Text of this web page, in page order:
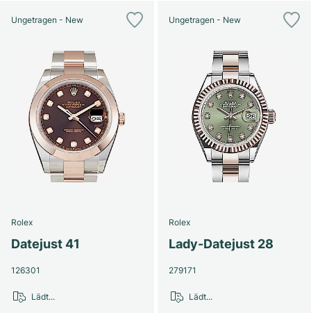
Ungetragen - New
Rolex
Datejust 41
126301
Lädt...
Ungetragen - New
Rolex
Lady-Datejust 28
279171
Lädt...